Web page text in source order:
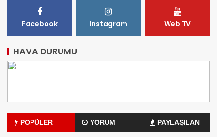
Facebook Instagram Web TV
HAVA DURUMU
POPÜLER YORUM PAYLAŞILAN